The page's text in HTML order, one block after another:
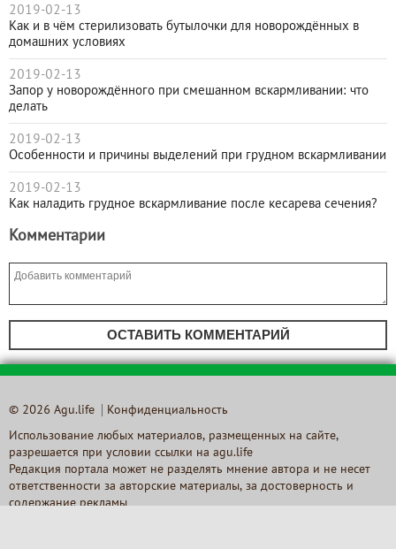
2019-02-13
Как и в чём стерилизовать бутылочки для новорождённых в
домашних условиях
2019-02-13
Запор у новорождённого при смешанном вскармливании: что
делать
2019-02-13
Особенности и причины выделений при грудном вскармливании
2019-02-13
Как наладить грудное вскармливание после кесарева сечения?
Комментарии
ОСТАВИТЬ КОММЕНТАРИЙ
© 2026 Agu.life Конфиденциальность
Использование любых материалов, размещенных на сайте,
разрешается при условии ссылки на agu.life
Редакция портала может не разделять мнение автора и не несет
ответственности за авторские материалы, за достоверность и
содержание рекламы